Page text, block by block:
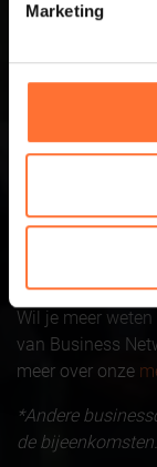
Marketing
Business
regio Arnhem-
elkaar treffen in
3e donderdag
een
ondernemers uit
daarbuiten, is er
en bij te praten
Wil je meer
van Business
meer over onze
*Andere
de bijeenkomsten.